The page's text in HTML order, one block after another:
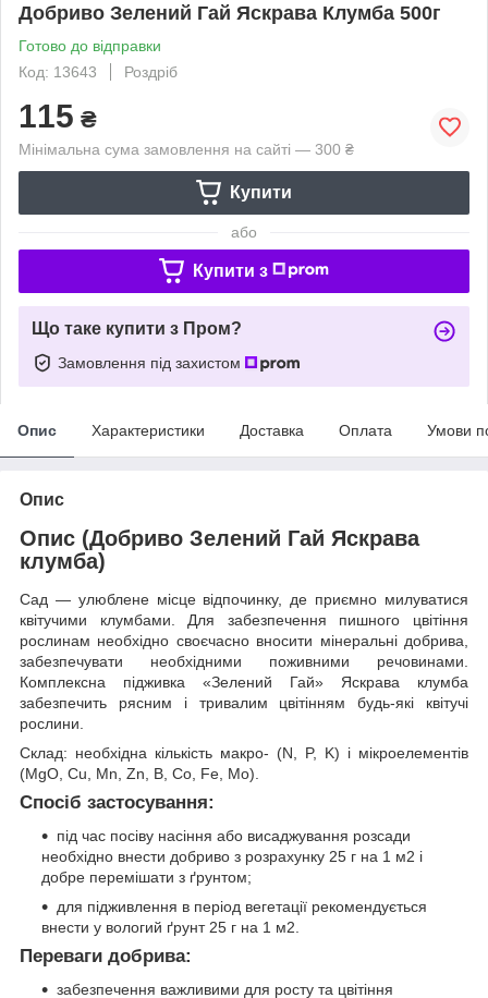
Добриво Зелений Гай Яскрава Клумба 500г
Готово до відправки
Код: 13643
Роздріб
115 ₴
Мінімальна сума замовлення на сайті — 300 ₴
Купити
або
Купити з
Що таке купити з Пром?
Замовлення під захистом
Опис Характеристики Доставка Оплата Умови
Опис
Опис (Добриво Зелений Гай Яскрава
клумба)
Сад — улюблене місце відпочинку, де приємно милуватися
квітучими клумбами. Для забезпечення пишного цвітіння
рослинам необхідно своєчасно вносити мінеральні добрива,
забезпечувати необхідними поживними речовинами.
Комплексна підживка «Зелений Гай» Яскрава клумба
забезпечить рясним і тривалим цвітінням будь-які квітучі
рослини.
Склад: необхідна кількість макро- (N, P, K) і мікроелементів
(MgO, Cu, Mn, Zn, B, Co, Fe, Mo).
Спосіб застосування:
під час посіву насіння або висаджування розсади
необхідно внести добриво з розрахунку 25 г на 1 м2 і
добре перемішати з ґрунтом;
для підживлення в період вегетації рекомендується
внести у вологий ґрунт 25 г на 1 м2.
Переваги добрива:
забезпечення важливими для росту та цвітіння